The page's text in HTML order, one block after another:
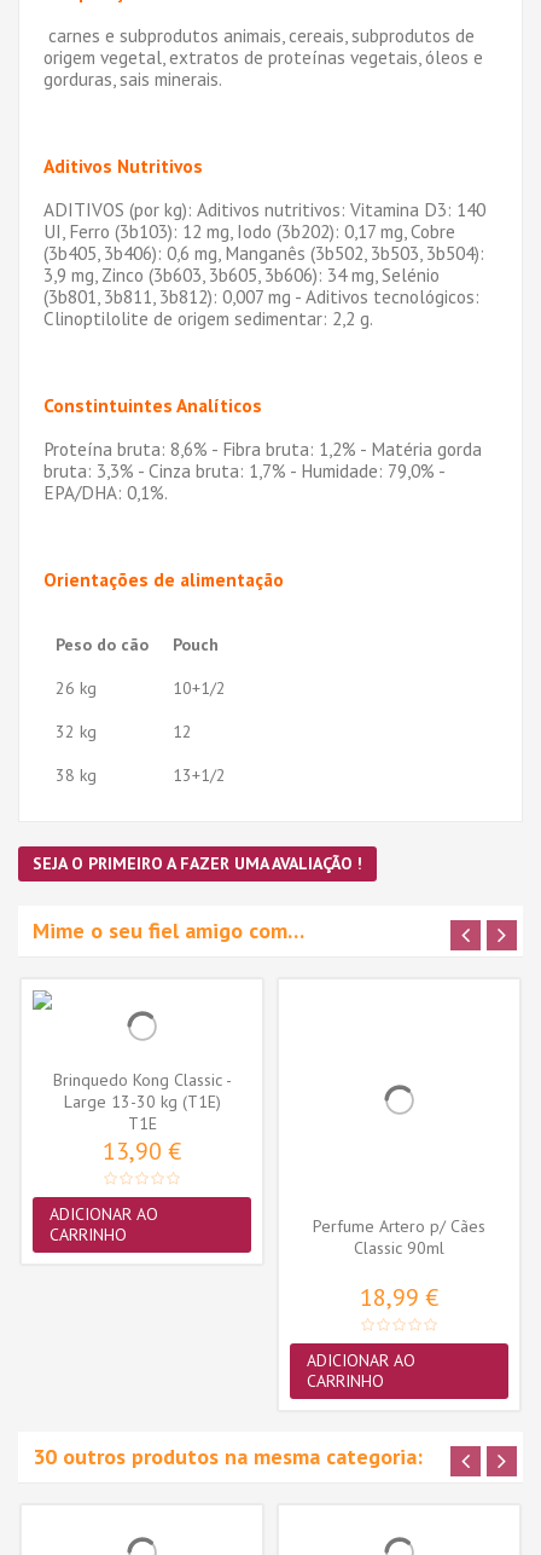
carnes e subprodutos animais, cereais, subprodutos de
origem vegetal, extratos de proteínas vegetais, óleos e
gorduras, sais minerais.
Aditivos Nutritivos
ADITIVOS (por kg): Aditivos nutritivos: Vitamina D3: 140
UI, Ferro (3b103): 12 mg, Iodo (3b202): 0,17 mg, Cobre
(3b405, 3b406): 0,6 mg, Manganês (3b502, 3b503, 3b504):
3,9 mg, Zinco (3b603, 3b605, 3b606): 34 mg, Selénio
(3b801, 3b811, 3b812): 0,007 mg - Aditivos tecnológicos:
Clinoptilolite de origem sedimentar: 2,2 g.
Constintuintes Analíticos
Proteína bruta: 8,6% - Fibra bruta: 1,2% - Matéria gorda
bruta: 3,3% - Cinza bruta: 1,7% - Humidade: 79,0% -
EPA/DHA: 0,1%.
Orientações de alimentação
Peso do cão
Pouch
26 kg
10+1/2
32 kg
12
38 kg
13+1/2
SEJA O PRIMEIRO A FAZER UMA AVALIAÇÃO !
Mime o seu fiel amigo com…
Brinquedo Kong Classic -
Large 13-30 kg (T1E)
T1E
13,90 €
ADICIONAR AO
CARRINHO
Perfume Artero p/ Cães
Classic 90ml
18,99 €
ADICIONAR AO
CARRINHO
30 outros produtos na mesma categoria: